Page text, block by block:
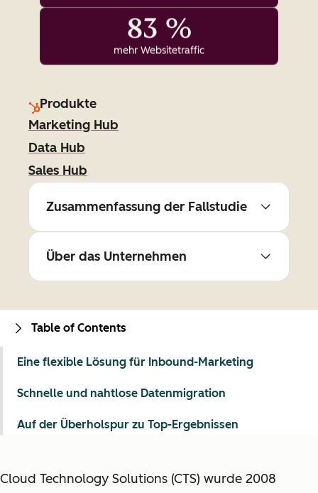
83 %
mehr Websitetraffic
Produkte
Marketing Hub
Data Hub
Sales Hub
Zusammenfassung der Fallstudie
Über das Unternehmen
Cloud Technology Solutions (CTS) wurde 2008
Table of Contents
Eine flexible Lösung für Inbound-Marketing
Schnelle und nahtlose Datenmigration
Auf der Überholspur zu Top-Ergebnissen